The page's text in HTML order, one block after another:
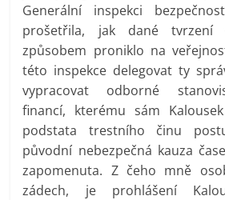
Generální inspekci
prošetřila, jak dané tvrzení
způsobem proniklo na
této inspekce delegovat ty
vypracovat odborné
financí, kterému sám
podstata trestního činu
původní nebezpečná kauza
zapomenuta. Z čeho mně
zádech, je prohlášení